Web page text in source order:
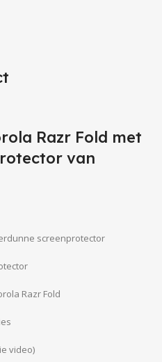
Razr Fold met
van
screenprotector
Razr Fold
video)